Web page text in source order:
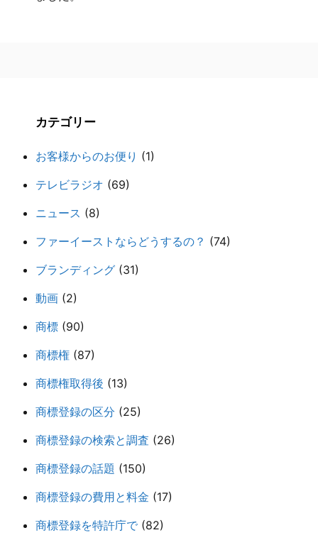
カテゴリー
お客様からのお便り (1)
テレビラジオ (69)
ニュース (8)
ファーイーストならどうするの？ (74)
ブランディング (31)
動画 (2)
商標 (90)
商標権 (87)
商標権取得後 (13)
商標登録の区分 (25)
商標登録の検索と調査 (26)
商標登録の話題 (150)
商標登録の費用と料金 (17)
商標登録を特許庁で (82)